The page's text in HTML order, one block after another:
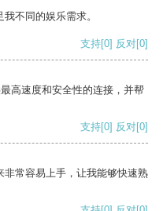
不同的娱乐需求。
支持[0] 反对[0]
高速度和安全性的连接，并帮
支持[0] 反对[0]
常容易上手，让我能够快速熟